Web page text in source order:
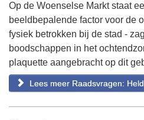
Op de Woenselse Markt staat
beeldbepalende factor voor de
fysiek betrokken bij de stad -
boodschappen in het
plaquette aangebracht op dit
Lees meer Raadsvragen: